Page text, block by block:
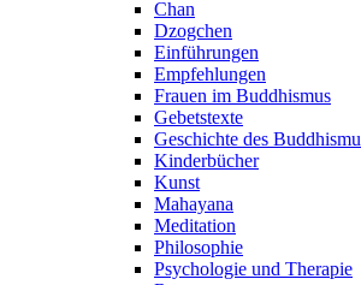
Chan
Dzogchen
Einführungen
Empfehlungen
Frauen im Buddhismus
Gebetstexte
Geschichte des
Kinderbücher
Kunst
Mahayana
Meditation
Philosophie
Psychologie und Therapie